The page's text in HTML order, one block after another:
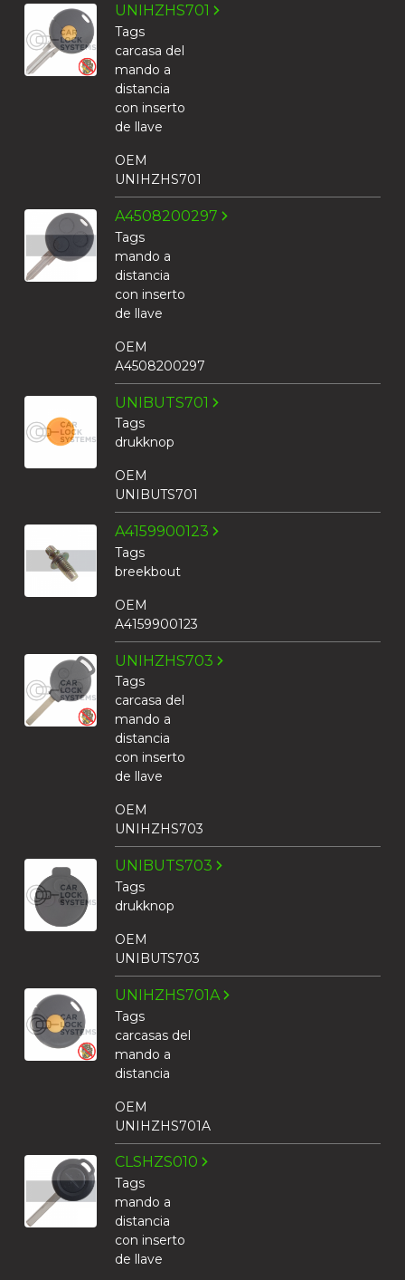
UNIHZHS701
Tags
carcasa del
mando a
distancia
con inserto
de llave
OEM
UNIHZHS701
A4508200297
Tags
mando a
distancia
con inserto
de llave
OEM
A4508200297
UNIBUTS701
Tags
drukknop
OEM
UNIBUTS701
A4159900123
Tags
breekbout
OEM
A4159900123
UNIHZHS703
Tags
carcasa del
mando a
distancia
con inserto
de llave
OEM
UNIHZHS703
UNIBUTS703
Tags
drukknop
OEM
UNIBUTS703
UNIHZHS701A
Tags
carcasas del
mando a
distancia
OEM
UNIHZHS701A
CLSHZS010
Tags
mando a
distancia
con inserto
de llave